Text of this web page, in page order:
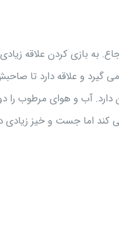
به بازی کردن علاقه
و علاقه دارد تا
دارد. آب و هوای مرطوب
کند اما جست و خیز زیادی